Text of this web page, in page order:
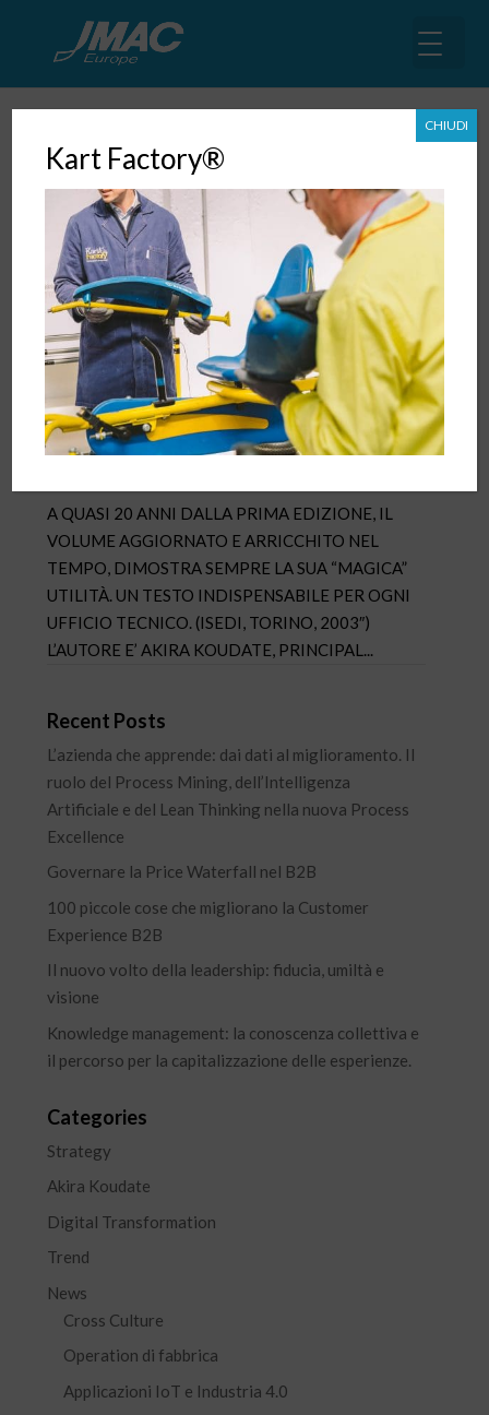
Il Management della
Progettazione
A QUASI 20 ANNI DALLA PRIMA EDIZIONE, IL
VOLUME AGGIORNATO E ARRICCHITO NEL
TEMPO, DIMOSTRA SEMPRE LA SUA “MAGICA”
UTILITÀ. UN TESTO INDISPENSABILE PER OGNI
UFFICIO TECNICO. (ISEDI, TORINO, 2003″)
L’AUTORE E’ AKIRA KOUDATE, PRINCIPAL...
Recent Posts
L’azienda che apprende: dai dati al miglioramento. Il
ruolo del Process Mining, dell’Intelligenza
Artificiale e del Lean Thinking nella nuova Process
Excellence
Governare la Price Waterfall nel B2B
100 piccole cose che migliorano la Customer
Experience B2B
Il nuovo volto della leadership: fiducia, umiltà e
visione
Knowledge management: la conoscenza collettiva e
il percorso per la capitalizzazione delle esperienze.
Categories
Strategy
Akira Koudate
Digital Transformation
Trend
News
Cross Culture
Operation di fabbrica
Applicazioni IoT e Industria 4.0
Kart Factory®
CHIUDI